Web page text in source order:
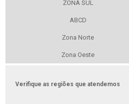
ZONA SUL
ABCD
Zona Norte
Zona Oeste
Verifique as regiões que atendemos